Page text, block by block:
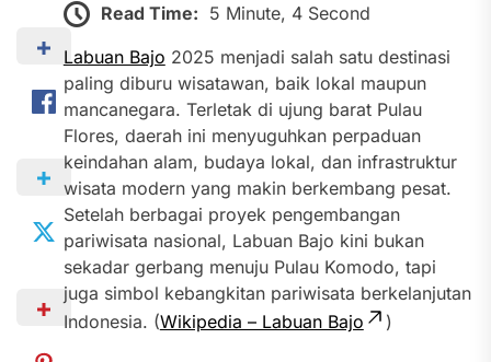
Read Time: 5 Minute, 4 Second
Labuan Bajo 2025 menjadi salah satu destinasi
paling diburu wisatawan, baik lokal maupun
mancanegara. Terletak di ujung barat Pulau
Flores, daerah ini menyuguhkan perpaduan
keindahan alam, budaya lokal, dan infrastruktur
wisata modern yang makin berkembang pesat.
Setelah berbagai proyek pengembangan
pariwisata nasional, Labuan Bajo kini bukan
sekadar gerbang menuju Pulau Komodo, tapi
juga simbol kebangkitan pariwisata berkelanjutan
Indonesia. (Wikipedia – Labuan Bajo )